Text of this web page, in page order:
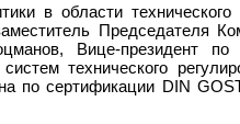
в области технического
Председателя
Вице-президент по
технического
по сертификации DIN